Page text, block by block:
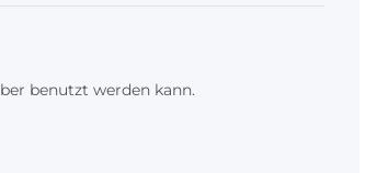
benutzt werden kann.